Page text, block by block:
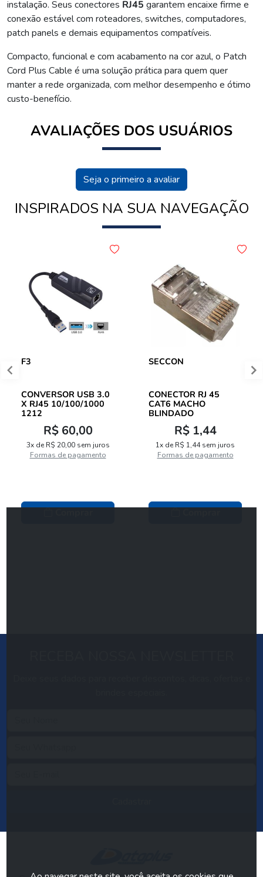
instalação. Seus conectores RJ45 garantem encaixe firme e
conexão estável com roteadores, switches, computadores,
patch panels e demais equipamentos compatíveis.
Compacto, funcional e com acabamento na cor azul, o Patch
Cord Plus Cable é uma solução prática para quem quer
manter a rede organizada, com melhor desempenho e ótimo
custo-benefício.
AVALIAÇÕES DOS USUÁRIOS
Seja o primeiro a avaliar
INSPIRADOS NA SUA NAVEGAÇÃO
F3
CONVERSOR USB 3.0
X RJ45 10/100/1000
1212
R$ 60,00
3x de R$ 20,00 sem juros
Formas de pagamento
SECCON
CONECTOR RJ 45
CAT6 MACHO
BLINDADO
R$ 1,44
1x de R$ 1,44 sem juros
Formas de pagamento